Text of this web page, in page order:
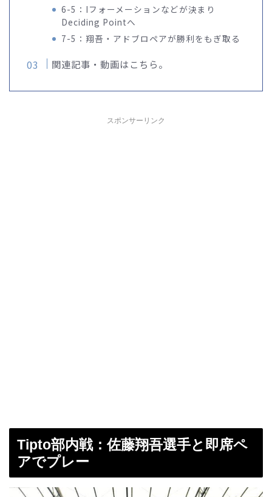
6-5：Iフォーメーションなどが決まり
Deciding Pointへ
7-5：翔吾・アドブロペアが勝利をもぎ取る
関連記事・動画はこちら。
スポンサーリンク
Tipto部内戦：佐藤翔吾選手と即席ペ
アでプレー